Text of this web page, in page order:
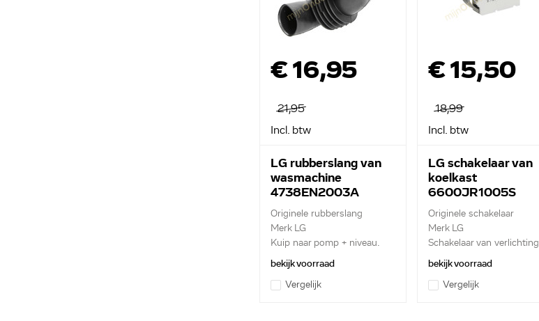
€ 16,95
21,95
Incl. btw
LG rubberslang van
wasmachine
4738EN2003A
Originele rubberslang
Merk LG
Kuip naar pomp + niveau.
gr...
bekijk voorraad
Vergelijk
€ 15,50
18,99
Incl. btw
LG schakelaar van
koelkast
6600JR1005S
Originele schakelaar
Merk LG
Schakelaar van verlichting
bekijk voorraad
Vergelijk